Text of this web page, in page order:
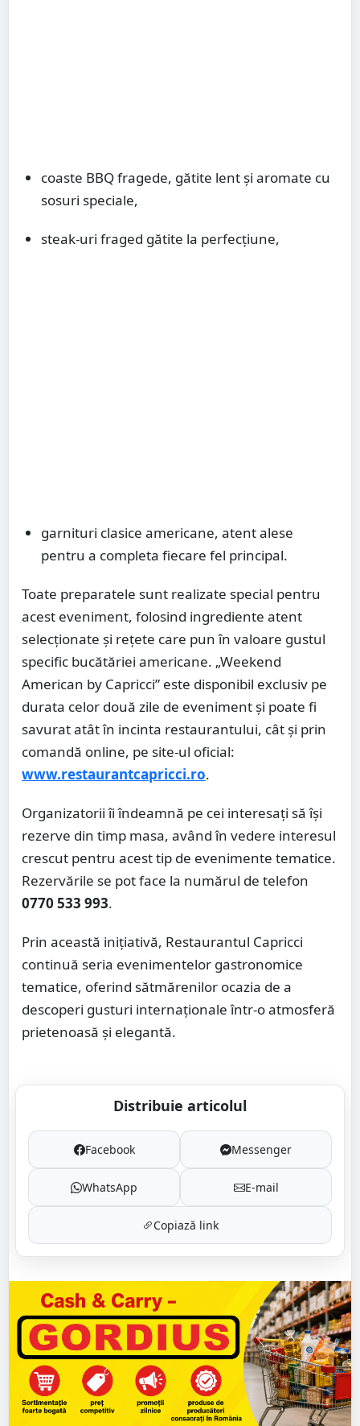
coaste BBQ fragede, gătite lent și aromate cu
sosuri speciale,
steak-uri fraged gătite la perfecțiune,
garnituri clasice americane, atent alese
pentru a completa fiecare fel principal.
Toate preparatele sunt realizate special pentru
acest eveniment, folosind ingrediente atent
selecționate și rețete care pun în valoare gustul
specific bucătăriei americane. „Weekend
American by Capricci” este disponibil exclusiv pe
durata celor două zile de eveniment și poate fi
savurat atât în incinta restaurantului, cât și prin
comandă online, pe site-ul oficial:
www.restaurantcapricci.ro.
Organizatorii îi îndeamnă pe cei interesați să își
rezerve din timp masa, având în vedere interesul
crescut pentru acest tip de evenimente tematice.
Rezervările se pot face la numărul de telefon
0770 533 993.
Prin această inițiativă, Restaurantul Capricci
continuă seria evenimentelor gastronomice
tematice, oferind sătmărenilor ocazia de a
descoperi gusturi internaționale într-o atmosferă
prietenoasă și elegantă.
Distribuie articolul
Facebook Messenger
WhatsApp E-mail
Copiază link